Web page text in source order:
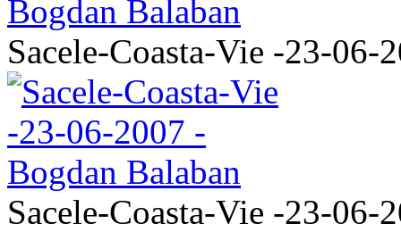
Sacele-Coasta-Vie -23-06-
Sacele-Coasta-Vie -23-06-